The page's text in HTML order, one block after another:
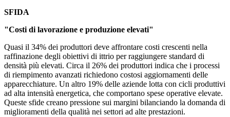
SFIDA
"Costi di lavorazione e produzione elevati"
Quasi il 34% dei produttori deve affrontare costi crescenti nella
raffinazione degli obiettivi di ittrio per raggiungere standard di
densità più elevati. Circa il 26% dei produttori indica che i processi
di riempimento avanzati richiedono costosi aggiornamenti delle
apparecchiature. Un altro 19% delle aziende lotta con cicli produttivi
ad alta intensità energetica, che comportano spese operative elevate.
Queste sfide creano pressione sui margini bilanciando la domanda di
miglioramenti della qualità nei settori ad alte prestazioni.